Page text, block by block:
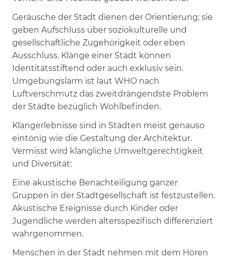
Geräusche der Stadt dienen der Orientierung; sie
geben Aufschluss über soziokulturelle und
gesellschaftliche Zugehörigkeit oder eben
Ausschluss. Klänge einer Stadt können
Identitätsstiftend oder auch exklusiv sein.
Umgebungslärm ist laut WHO nach
Luftverschmutz das zweitdrängendste Problem
der Städte bezüglich Wohlbefinden.
Klangerlebnisse sind in Städten meist genauso
eintönig wie die Gestaltung der Architektur.
Vermisst wird klangliche Umweltgerechtigkeit
und Diversität:
Eine akustische Benachteiligung ganzer
Gruppen in der Stadtgesellschaft ist festzustellen.
Akustische Ereignisse durch Kinder oder
Jugendliche werden altersspezifisch differenziert
wahrgenommen.
Menschen in der Stadt nehmen mit dem Hören